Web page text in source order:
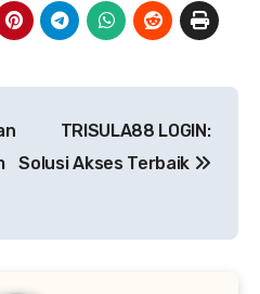
TRISULA88 LOGIN:
Solusi Akses Terbaik